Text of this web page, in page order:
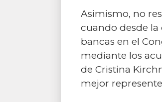
Asimismo, no
cuando desde la
bancas en el
mediante los
de Cristina
mejor